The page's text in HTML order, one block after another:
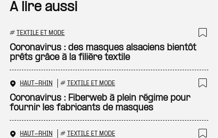
A lire aussi
# TEXTILE ET MODE
Coronavirus : des masques alsaciens bientôt
prêts grâce à la filière textile
HAUT-RHIN # TEXTILE ET MODE
Coronavirus : Fiberweb à plein régime pour
fournir les fabricants de masques
HAUT-RHIN # TEXTILE ET MODE